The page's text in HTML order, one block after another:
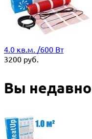
4.0 кв.м. /600 Вт
3200 руб.
Вы